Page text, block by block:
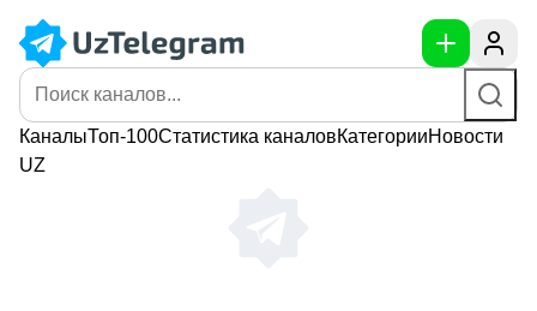
КаналыТоп-100Статистика каналовКатегорииНовости
UZ